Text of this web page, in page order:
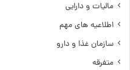
مالیات و دارایی
اطلاعیه های مهم
سازمان غذا و دارو
متفرقه